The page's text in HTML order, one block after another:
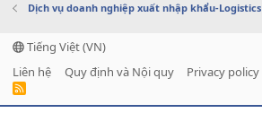
Dịch vụ doanh nghiệp xuất nhập khẩu-Logistics
Tiếng Việt (VN)
Liên hệ
Quy định và Nội quy Privacy policy
R